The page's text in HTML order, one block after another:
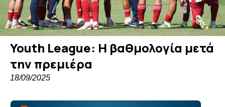
Youth League: Η βαθμολογία μετά
την πρεμιέρα
18/09/2025